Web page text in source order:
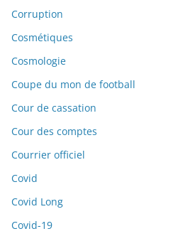
Corruption
Cosmétiques
Cosmologie
Coupe du mon de football
Cour de cassation
Cour des comptes
Courrier officiel
Covid
Covid Long
Covid-19